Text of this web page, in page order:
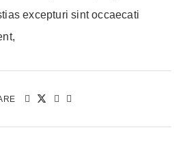
excepturi sint occaecati